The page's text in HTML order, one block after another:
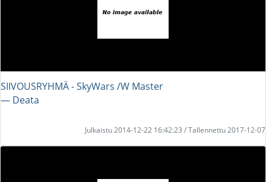
SIIVOUSRYHMÄ - SkyWars /W Master
― Deata
Julkaistu 2014-12-22 16:42:23 / Tallennettu 2017-12-07